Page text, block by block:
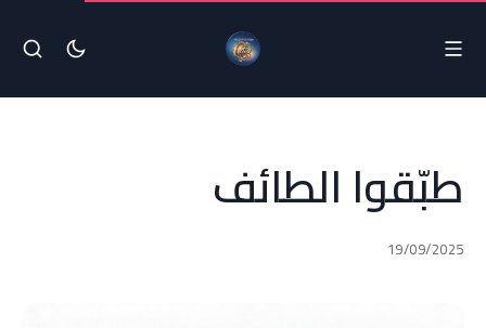
طبّقوا الطائف
19/09/2025